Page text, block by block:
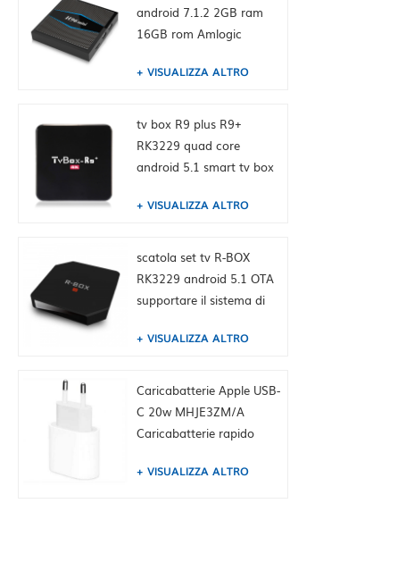
android 7.1.2 2GB ram
16GB rom Amlogic
VISUALIZZA ALTRO
tv box R9 plus R9+
RK3229 quad core
android 5.1 smart tv box
VISUALIZZA ALTRO
scatola set tv R-BOX
RK3229 android 5.1 OTA
supportare il sistema di
VISUALIZZA ALTRO
Caricabatterie Apple USB-
C 20w MHJE3ZM/A
Caricabatterie rapido
VISUALIZZA ALTRO